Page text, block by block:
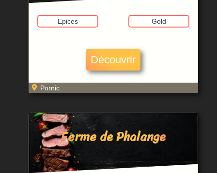
Epices Gold
Découvrir
Pornic
Ferme de Phalange